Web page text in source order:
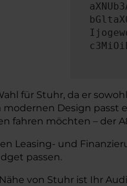
für Stuhr, da er
Design
fahren möchten – der
Leasing- und
passen.
von Stuhr ist Ihr